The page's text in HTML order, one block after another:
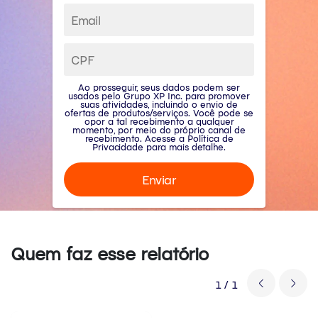
Ao prosseguir, seus dados podem ser
usados pelo Grupo XP Inc. para promover
suas atividades, incluindo o envio de
ofertas de produtos/serviços. Você pode se
opor a tal recebimento a qualquer
momento, por meio do próprio canal de
recebimento. Acesse a Política de
Privacidade para mais detalhe.
Quem faz esse relatório
1 / 1